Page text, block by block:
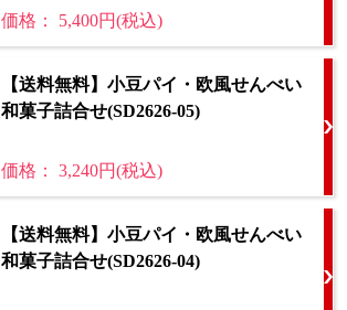
価格： 5,400円(税込)
【送料無料】小豆パイ・欧風せんべい
和菓子詰合せ(SD2626-05)
価格： 3,240円(税込)
【送料無料】小豆パイ・欧風せんべい
和菓子詰合せ(SD2626-04)